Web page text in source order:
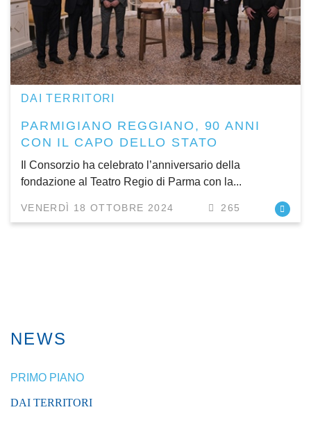
DAI TERRITORI
PARMIGIANO REGGIANO, 90 ANNI
CON IL CAPO DELLO STATO
Il Consorzio ha celebrato l’anniversario della
fondazione al Teatro Regio di Parma con la...
VENERDÌ 18 OTTOBRE 2024 265
NEWS
PRIMO PIANO
DAI TERRITORI